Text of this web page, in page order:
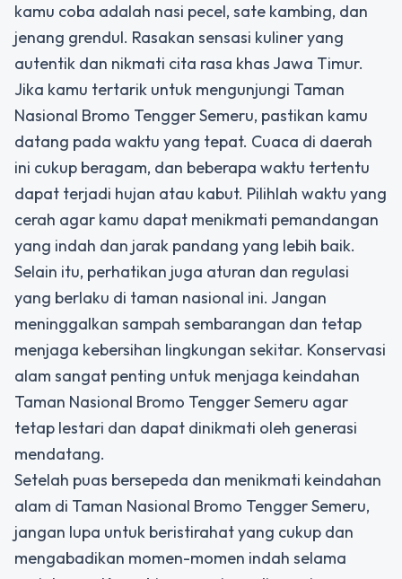
kamu coba adalah nasi pecel, sate kambing, dan
jenang grendul. Rasakan sensasi kuliner yang
autentik dan nikmati cita rasa khas Jawa Timur.
Jika kamu tertarik untuk mengunjungi Taman
Nasional Bromo Tengger Semeru, pastikan kamu
datang pada waktu yang tepat. Cuaca di daerah
ini cukup beragam, dan beberapa waktu tertentu
dapat terjadi hujan atau kabut. Pilihlah waktu yang
cerah agar kamu dapat menikmati pemandangan
yang indah dan jarak pandang yang lebih baik.
Selain itu, perhatikan juga aturan dan regulasi
yang berlaku di taman nasional ini. Jangan
meninggalkan sampah sembarangan dan tetap
menjaga kebersihan lingkungan sekitar. Konservasi
alam sangat penting untuk menjaga keindahan
Taman Nasional Bromo Tengger Semeru agar
tetap lestari dan dapat dinikmati oleh generasi
mendatang.
Setelah puas bersepeda dan menikmati keindahan
alam di Taman Nasional Bromo Tengger Semeru,
jangan lupa untuk beristirahat yang cukup dan
mengabadikan momen-momen indah selama